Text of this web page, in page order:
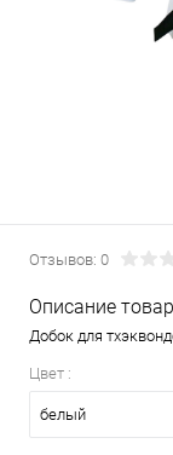
Отзывов: 0
Описание
Добок для
Цвет :
белый